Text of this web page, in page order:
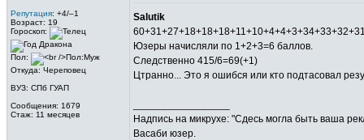
Репутация: +4/–1
Возраст: 19
Гороскоп:
Пол:
Откуда: Череповец
ВУЗ: СПб ГУАП
Сообщения: 1679
Стаж: 11 месяцев
Salutik
Юзеры начисляли по 1+2+3=6 баллов.
Следственно 415/6=69(+1)
Цтранно... Это я ошибся или кто подтасовал
Надпись на микрухе: "Сдесь могла быть ваша
Васаби юзер.